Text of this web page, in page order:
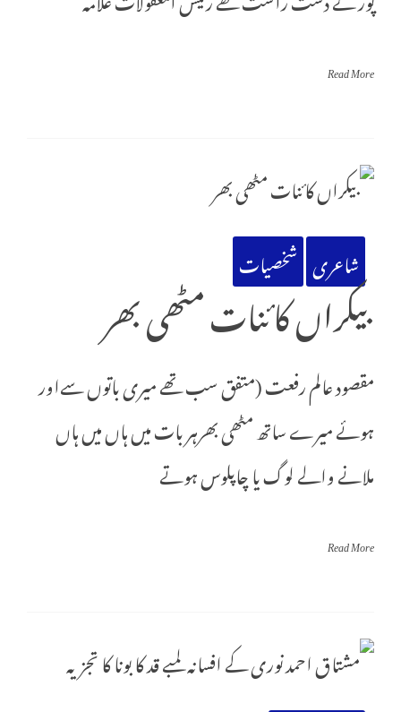
Read More
شاعری شخصیات
بیکراں کائنات مٹھی بھر
مقصود عالم رفعت (متفق سب تھے میری باتوں سےاور
ہوئے میرے ساتھ مٹھی بھرہر بات میں ہاں میں ہاں
ملانے والے لوگ یا چاپلوس ہوتے
Read More